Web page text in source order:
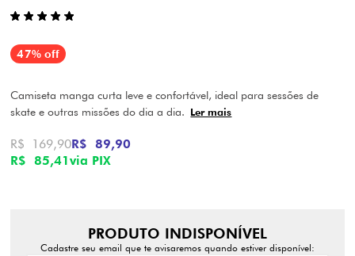
47% off
Camiseta manga curta leve e confortável, ideal para sessões de
skate e outras missões do dia a dia. Ler mais
R$ 85,41via PIX
R$ 169,90R$ 89,90
PRODUTO INDISPONÍVEL
Cadastre seu email que te avisaremos quando estiver disponível: